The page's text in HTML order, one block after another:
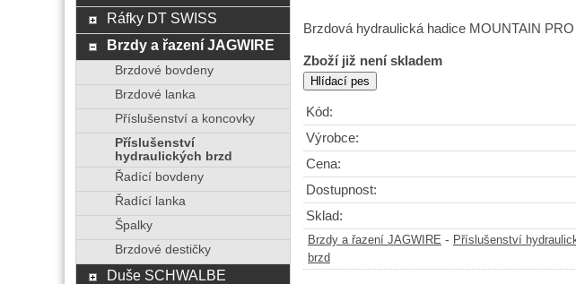
Brzdová hydraulická hadice MOUNTAIN
Zboží již není skladem
Kód:
Výrobce:
Cena:
Dostupnost:
Sklad:
Brzdy a řazení JAGWIRE - Příslušenství
brzd
Ráfky DT SWISS
Brzdy a řazení JAGWIRE
Brzdové bovdeny
Brzdové lanka
Příslušenství a koncovky
Příslušenství
hydraulických brzd
Řadící bovdeny
Řadící lanka
Špalky
Brzdové destičky
Duše SCHWALBE